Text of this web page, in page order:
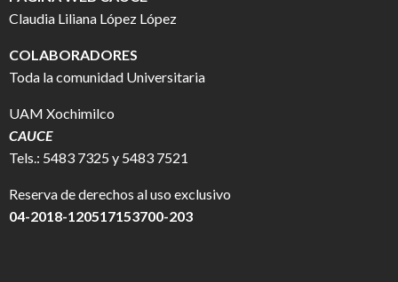
Claudia Liliana López López
COLABORADORES
Toda la comunidad Universitaria
UAM Xochimilco
CAUCE
Tels.: 5483 7325 y 5483 7521
Reserva de derechos al uso exclusivo
04-2018-120517153700-203